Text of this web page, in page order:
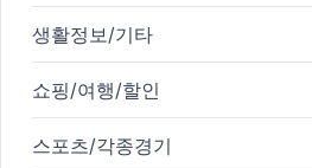
생활정보/기타
쇼핑/여행/할인
스포츠/각종경기